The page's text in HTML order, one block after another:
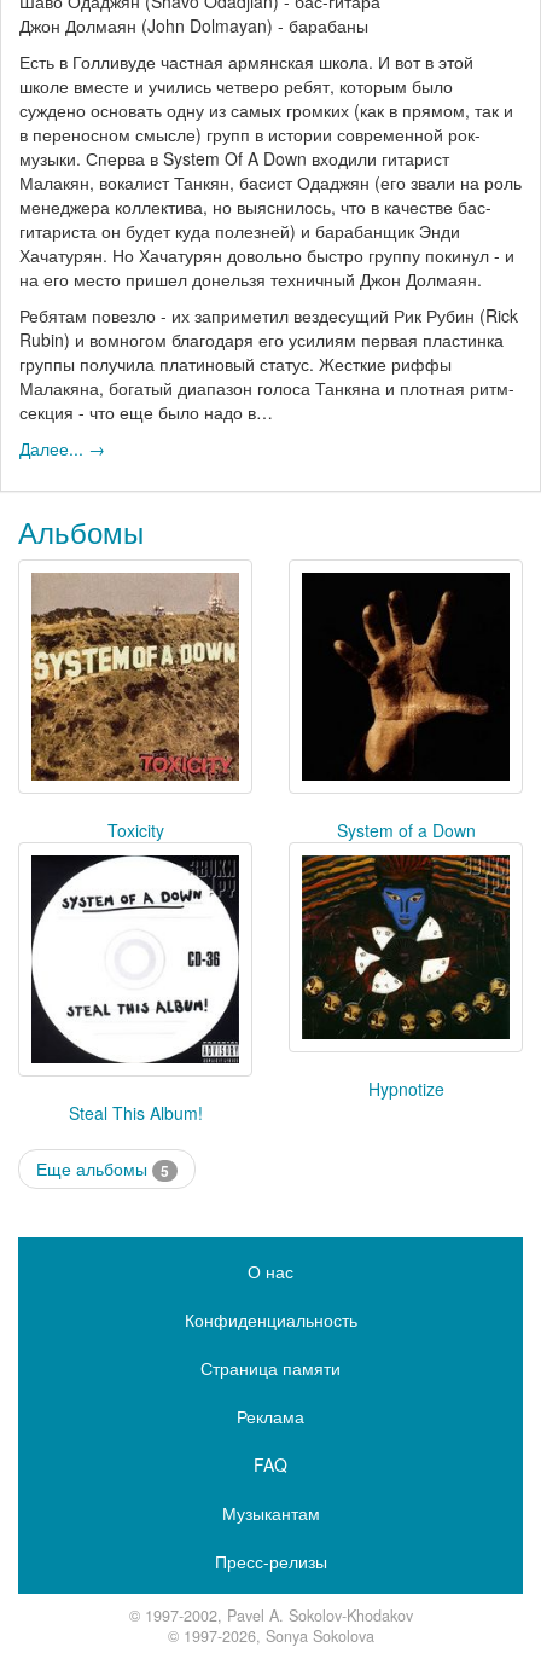
Джон Долмаян (John Dolmayan) - барабаны
Есть в Голливуде частная армянская школа. И вот в этой
школе вместе и учились четверо ребят, которым было
суждено основать одну из самых громких (как в прямом, так и
в переносном смысле) групп в истории современной рок-
музыки. Сперва в System Of A Down входили гитарист
Малакян, вокалист Танкян, басист Одаджян (его звали на роль
менеджера коллектива, но выяснилось, что в качестве бас-
гитариста он будет куда полезней) и барабанщик Энди
Хачатурян. Но Хачатурян довольно быстро группу покинул - и
на его место пришел донельзя техничный Джон Долмаян.
Ребятам повезло - их заприметил вездесущий Рик Рубин (Rick
Rubin) и вомногом благодаря его усилиям первая пластинка
группы получила платиновый статус. Жесткие риффы
Малакяна, богатый диапазон голоса Танкяна и плотная ритм-
секция - что еще было надо в…
Далее... →
Альбомы
Toxicity System of a Down
Steal This Album!
Hypnotize
Еще альбомы 5
О нас
Конфиденциальность
Страница памяти
Реклама
FAQ
Музыкантам
Пресс-релизы
© 1997-2002, Pavel A. Sokolov-Khodakov
© 1997-2026, Sonya Sokolova